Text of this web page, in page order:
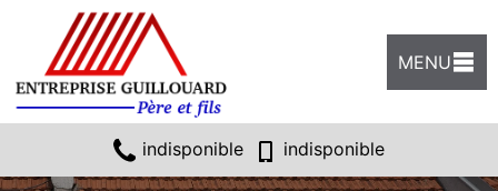
MENU
indisponible indisponible